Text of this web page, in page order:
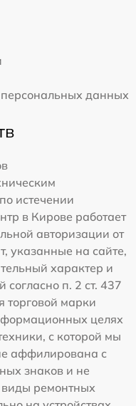
персональных данных
истечении
в Кирове работает
авторизации от
указанные на сайте,
характер и
согласно п. 2 ст. 437
торговой марки
целях
с которой мы
аффилирована с
знаков и не
виды ремонтных